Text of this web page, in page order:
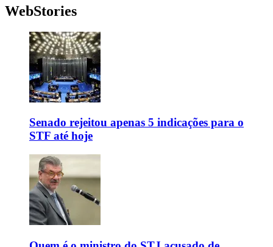
WebStories
Senado rejeitou apenas 5 indicações para o
STF até hoje